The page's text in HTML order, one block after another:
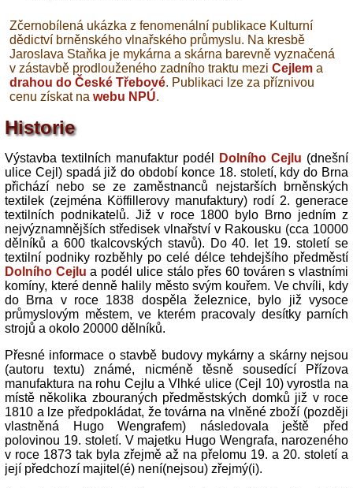
Zčernobílená ukázka z fenomenální publikace Kulturní
dědictví brněnského vlnařského průmyslu. Na kresbě
Jaroslava Staňka je mykárna a skárna barevně vyznačená
v zástavbě prodlouženého zadního traktu mezi Cejlem a
drahou do České Třebové. Publikaci lze za příznivou
cenu získat na webu NPÚ.
Historie
Výstavba textilních manufaktur podél Dolního Cejlu (dnešní
ulice Cejl) spadá již do období konce 18. století, kdy do Brna
přichází nebo se ze zaměstnanců nejstarších brněnských
textilek (zejména Köffillerovy manufaktury) rodí 2. generace
textilních podnikatelů. Již v roce 1800 bylo Brno jedním z
nejvýznamnějších středisek vlnařství v Rakousku (cca 10000
dělníků a 600 tkalcovských stavů). Do 40. let 19. století se
textilní podniky rozběhly po celé délce tehdejšího předměstí
Dolního Cejlu a podél ulice stálo přes 60 továren s vlastními
komíny, které denně halily město svým kouřem. Ve chvíli, kdy
do Brna v roce 1838 dospěla železnice, bylo již vysoce
průmyslovým městem, ve kterém pracovaly desítky parních
strojů a okolo 20000 dělníků.
Přesné informace o stavbě budovy mykárny a skárny nejsou
(autoru textu) známé, nicméně těsně sousedící Přízova
manufaktura na rohu Cejlu a Vlhké ulice (Cejl 10) vyrostla na
místě několika zbouraných předměstských domků již v roce
1810 a lze předpokládat, že továrna na vlněné zboží (později
vlastněná Hugo Wengrafem) následovala ještě před
polovinou 19. století. V majetku Hugo Wengrafa, narozeného
v roce 1873 tak byla zřejmě až na přelomu 19. a 20. století a
její předchozí majitel(é) není(nejsou) zřejmý(i).